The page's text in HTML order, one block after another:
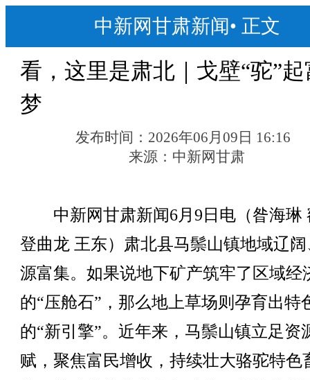
中新网甘肃新闻• 正文
看，这里是肃北｜戈壁“驼”
梦
发布时间： 2026年06月09日 16:16
来源： 中新网甘肃
中新网甘肃新闻6月9日电（昝海琳
登曲龙 王东）肃北县马鬃山镇地域辽
源富集。如果说地下矿产筑牢了区域经
的“压舱石”，那么地上草场则孕育出特
的“新引擎”。近年来，马鬃山镇立足资
赋，聚焦富民增收，持续壮大骆驼特色